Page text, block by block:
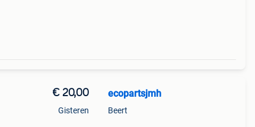
€ 20,00
Gisteren
ecopartsjmh
Beert